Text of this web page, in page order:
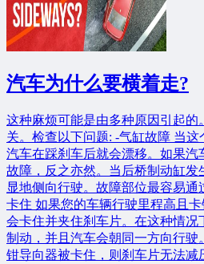
汽车为什么要横着走?
这种麻烦可能是由多种原因引起
关。检查以下问题: -气缸故障 当这
汽车在踩刹车后就会漂移。如果
故障，反之亦然。当后桥制动缸发
显地侧向行驶。故障部位最容易
卡住 如果您的车辆行驶里程高且
会卡住并夹住刹车片。在这种情况
制动，并且汽车会朝同一方向行驶
钳导向器被卡住，则刹车片无法减